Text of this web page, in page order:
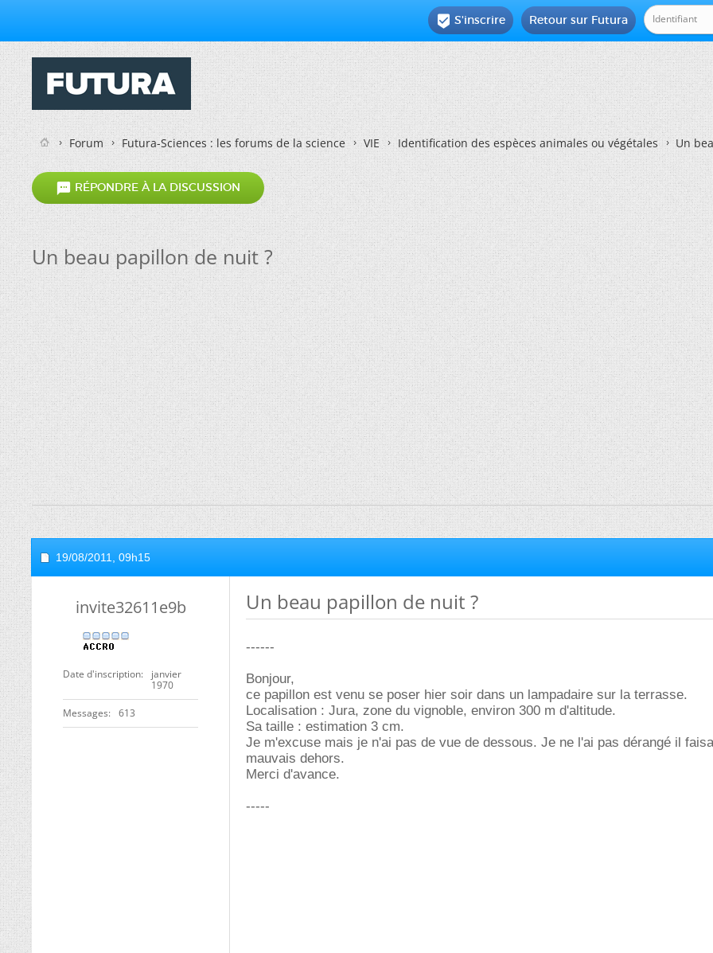
Retour sur Futura
 S'inscrire
Forum Futura-Sciences : les forums de la science VIE Identification des espèces animales ou végétales Un
 RÉPONDRE À LA DISCUSSION
Un beau papillon de nuit ?
19/08/2011, 09h15
invite32611e9b
Date d'inscription
janvier
1970
Messages 613
Un beau papillon de nuit ?
------
Bonjour,
ce papillon est venu se poser hier soir dans un lampadaire sur la terrasse.
Localisation : Jura, zone du vignoble, environ 300 m d'altitude.
Sa taille : estimation 3 cm.
Je m'excuse mais je n'ai pas de vue de dessous. Je ne l'ai pas dérangé il
mauvais dehors.
Merci d'avance.
-----